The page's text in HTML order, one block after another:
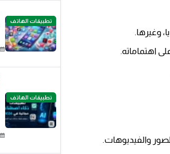
وغيرها.
اهتماماته.
والفيديوهات.
تطبيقات الهاتف
تطبيقات الهاتف